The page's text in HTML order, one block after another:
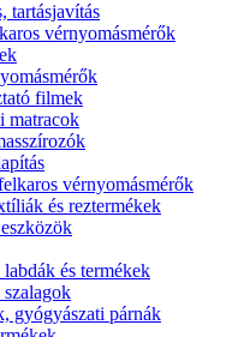
tartásjavítás
vérnyomásmérők
filmek
matracok
vérnyomásmérők
és reztermékek
és termékek
gyógyászati párnák